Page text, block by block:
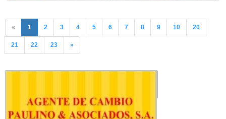
« 1 2 3 4 5 6 7 8 9 10 20
21 22 23 »